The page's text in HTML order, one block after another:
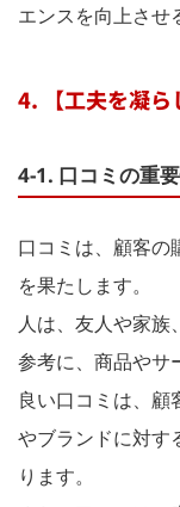
エンスを向上させ
4. 【工夫を凝ら
4-1. 口コミの重
口コミは、顧客の
を果たします。
人は、友人や家族
参考に、商品やサ
良い口コミは、顧
やブランドに対す
ります。